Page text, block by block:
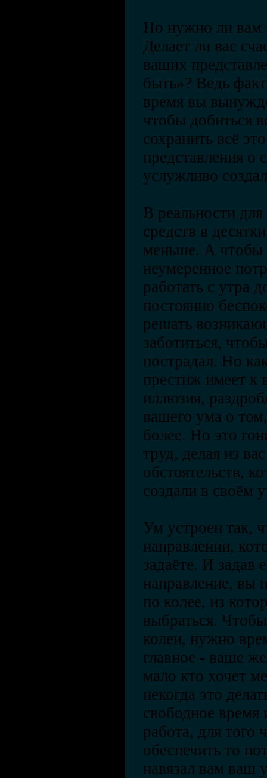
Но нужно ли вам
Делает ли вас
ваших
быть»? Ведь
время вы
чтобы добиться
сохранить всё
представления о
услужливо
В реальности
средств в
меньше. А чтобы
неумеренное
работать с утра
постоянно
решать
заботиться,
пострадал. Но
престиж имеет к
иллюзия,
вашего ума о
более. Но это
труд, делая из
обстоятельств,
создали в своём
Ум устроен так,
направлении,
задаёте. И задав
направление, вы
по колее, из
выбраться.
колеи, нужно
главное - ваше
мало кто хочет
некогда это
свободное время
работа, для того
обеспечить то
навязал вам ваш